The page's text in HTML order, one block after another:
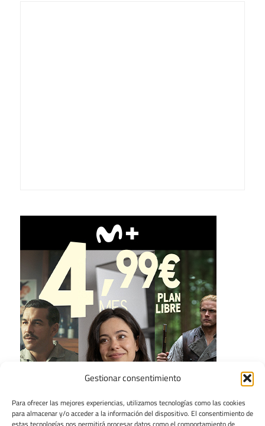
Gestionar consentimiento
Para ofrecer las mejores experiencias, utilizamos tecnologías como las cookies
para almacenar y/o acceder a la información del dispositivo. El consentimiento de